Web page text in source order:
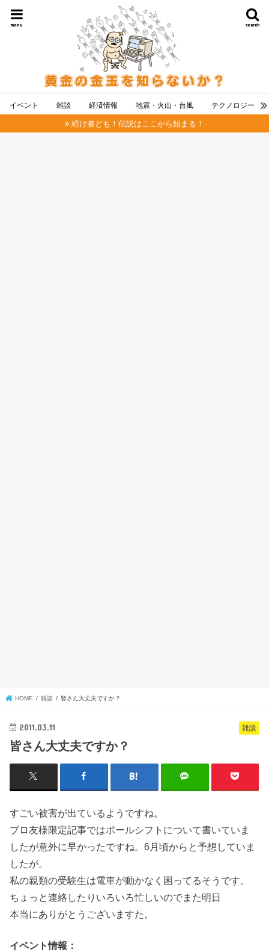
search
menu
イベント 雑談 経済情報 地震・火山・台風 テクノロジー
続け者ども！伝説はここから始まる！
HOME 雑談 皆さん大丈夫ですか？
雑談
2011.03.11
皆さん大丈夫ですか？
すごい被害が出ているようですね。
ブロ友様限定記事ではポールシフトについて書いていま
したが意外に早かったですね。6月頃からと予想していま
したが。
私の親類の受験生は電車が動かなく困ってるそうです。
ちょっと連絡したりいろいろ忙しいのでまた明日
本当にありがとうございますた。
イベント情報：